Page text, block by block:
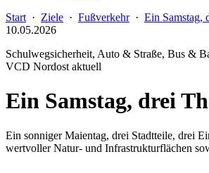
Start · Ziele · Fußverkehr· Ein Samstag,
10.05.2026
Schulwegsicherheit, Auto & Straße, Bus &
VCD Nordost aktuell
Ein Samstag, drei
Ein sonniger Maientag, drei Stadtteile, drei
wertvoller Natur- und Infrastrukturflächen